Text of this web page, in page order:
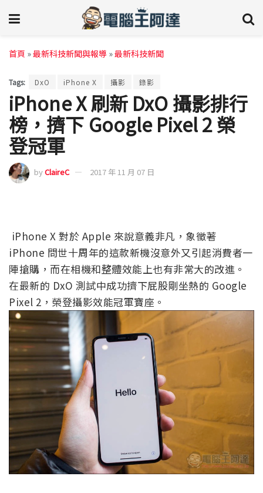
首頁 »最新科技新聞與報導 »最新科技新聞
Tags: DxO iPhone X 攝影 錄影
iPhone X 刷新 DxO 攝影排行
榜，擠下 Google Pixel 2 榮
登冠軍
byClaireC 2017 年 11 月 07 日
iPhone X 對於 Apple 來說意義非凡，象徵著
iPhone 問世十周年的這款新機沒意外又引起消費者一
陣搶購，而在相機和整體效能上也有非常大的改進。
在最新的 DxO 測試中成功擠下屁股剛坐熱的 Google
Pixel 2，榮登攝影效能冠軍寶座。